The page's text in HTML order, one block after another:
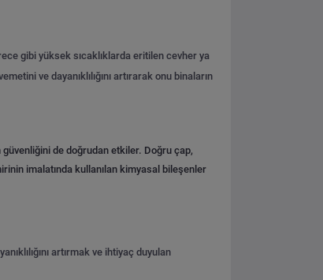
gibi yüksek sıcaklıklarda eritilen cevher ya
ve dayanıklılığını artırarak onu binaların
de doğrudan etkiler. Doğru çap,
imalatında kullanılan kimyasal bileşenler
artırmak ve ihtiyaç duyulan